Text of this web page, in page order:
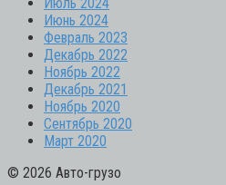
Июнь 2024
Февраль 2023
Декабрь 2022
Ноябрь 2022
Декабрь 2021
Ноябрь 2020
Сентябрь 2020
Март 2020
© 2026 Авто-грузо